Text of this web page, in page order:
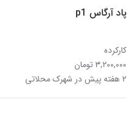
پاد آرگاس p1
کارکرده
۳,۲۰۰,۰۰۰ تومان
۲ هفته پیش در شهرک محلاتی